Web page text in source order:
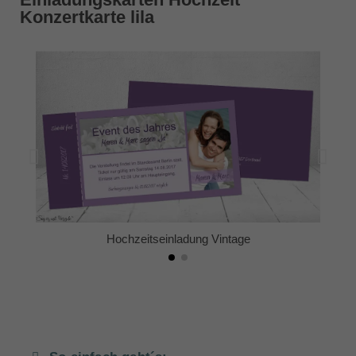
Konzertkarte lila
Hochzeitseinladung Vintage